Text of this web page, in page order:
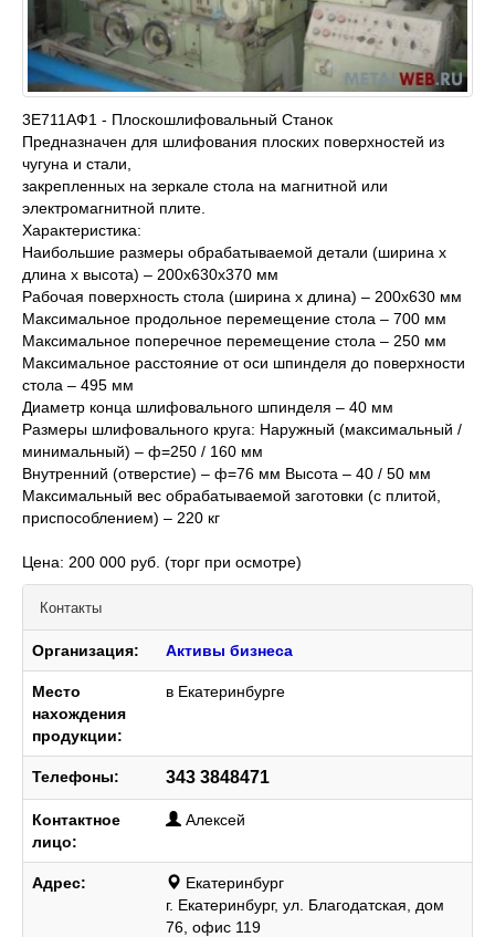
3Е711АФ1 - Плоскошлифовальный Станок
Предназначен для шлифования плоских поверхностей из
чугуна и стали,
закрепленных на зеркале стола на магнитной или
электромагнитной плите.
Характеристика:
Наибольшие размеры обрабатываемой детали (ширина х
длина х высота) – 200х630х370 мм
Рабочая поверхность стола (ширина х длина) – 200х630 мм
Максимальное продольное перемещение стола – 700 мм
Максимальное поперечное перемещение стола – 250 мм
Максимальное расстояние от оси шпинделя до поверхности
стола – 495 мм
Диаметр конца шлифовального шпинделя – 40 мм
Размеры шлифовального круга: Наружный (максимальный /
минимальный) – ф=250 / 160 мм
Внутренний (отверстие) – ф=76 мм Высота – 40 / 50 мм
Максимальный вес обрабатываемой заготовки (с плитой,
приспособлением) – 220 кг
Цена: 200 000 руб. (торг при осмотре)
Контакты
Организация: Активы бизнеса
Место
нахождения
продукции:
в Екатеринбурге
Телефоны: 343 3848471
Контактное
лицо:
Алексей
Адрес:
Екатеринбург
г. Екатеринбург, ул. Благодатская, дом
76, офис 119